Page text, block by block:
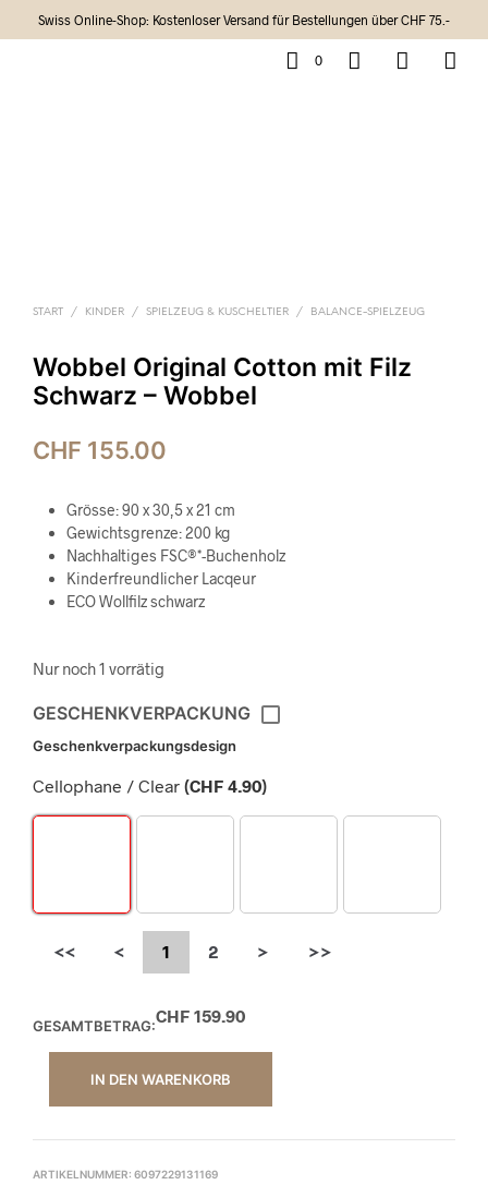
Swiss Online-Shop: Kostenloser Versand für Bestellungen über CHF 75.-
0
START / KINDER / SPIELZEUG & KUSCHELTIER / BALANCE-SPIELZEUG
Wobbel Original Cotton mit Filz
Schwarz – Wobbel
CHF 155.00
Grösse: 90 x 30,5 x 21 cm
Gewichtsgrenze: 200 kg
Nachhaltiges FSC®*-Buchenholz
Kinderfreundlicher Lacqeur
ECO Wollfilz schwarz
Nur noch 1 vorrätig
GESCHENKVERPACKUNG
Geschenkverpackungsdesign
Cellophane / Clear (CHF 4.90)
<< < 1 2 > >>
GESAMTBETRAG:CHF 159.90
IN DEN WARENKORB
ARTIKELNUMMER: 6097229131169